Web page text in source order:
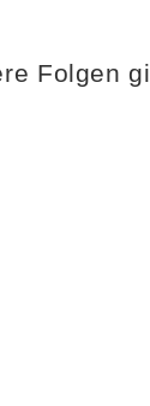
Folgen